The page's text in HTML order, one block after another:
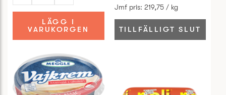
LÄGG I
VARUKORGEN
Jmf pris: 219,75 / kg
TILLFÄLLIGT SLUT